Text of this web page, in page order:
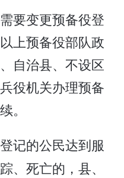
要变更预备役登
上预备役部队政
自治县、不设区
役机关办理预备
。
记的公民达到服
、死亡的，县、